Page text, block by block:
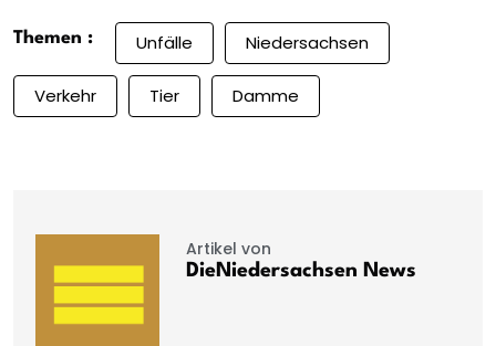
Themen : Unfälle Niedersachsen
Verkehr Tier Damme
Artikel von
DieNiedersachsen News